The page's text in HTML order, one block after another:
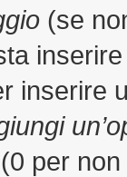
(se
inserire
per